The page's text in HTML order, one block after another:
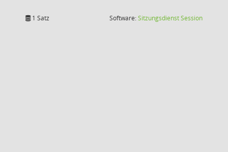
1 Satz Software:SitzungsdienstSession(Wird in